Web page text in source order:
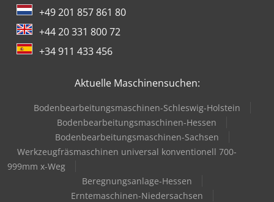
+49 201 857 861 80
+44 20 331 800 72
+34 911 433 456
Aktuelle Maschinensuchen:
Bodenbearbeitungsmaschinen-Schleswig-Holstein
Bodenbearbeitungsmaschinen-Hessen
Bodenbearbeitungsmaschinen-Sachsen
Werkzeugfräsmaschinen universal konventionell 700-
999mm x-Weg
Beregnungsanlage-Hessen
Erntemaschinen-Niedersachsen